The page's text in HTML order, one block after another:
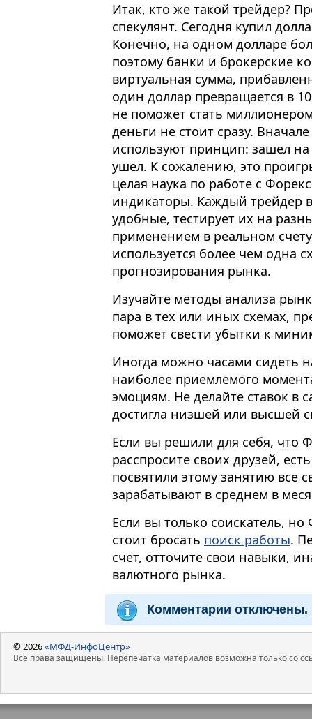
Итак, кто же такой трейдер?
спекулянт. Сегодня купил
Конечно, на одном долларе
поэтому банки и брокерские
виртуальная сумма,
один доллар превращается в
не поможет стать
деньги не стоит сразу.
используют принцип: зашел на
ушел. К сожалению, это
целая наука по работе с
индикаторы. Каждый трейдер
удобные, тестирует их на
применением в реальном
используется более чем одна
прогнозирования рынка.
Изучайте методы анализа
пара в тех или иных схемах,
поможет свести убытки к
Иногда можно часами сидеть
наиболее приемлемого
эмоциям. Не делайте ставок в
достигла низшей или высшей
Если вы решили для себя, что
расспросите своих друзей,
посвятили этому занятию все
зарабатывают в среднем в
Если вы только соискатель, но
стоит бросать поиск работы.
счет, отточите свои навыки,
валютного рынка.
Комментарии отключены.
© 2026«МФД-ИнфоЦентр»
Все права защищены. Перепечатка материалов возможна только со